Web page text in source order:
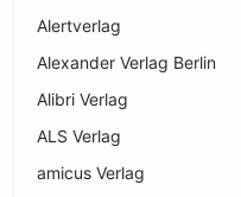
Alertverlag
Alexander Verlag Berlin
Alibri Verlag
ALS Verlag
amicus Verlag